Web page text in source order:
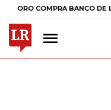
COMPRA BANCO DE LA